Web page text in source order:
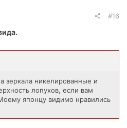
#16
зеркала никелированные и
лопухов, если вам
японцу видимо нравились